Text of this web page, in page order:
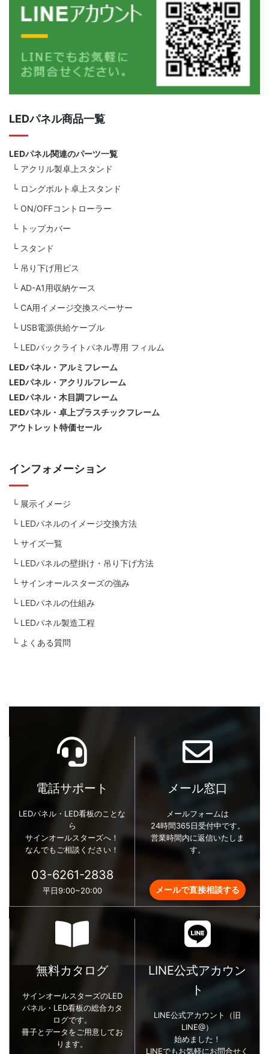
LEDパネル商品一覧
LEDパネル関連のパーツ一覧
アクリル製卓上スタンド
ロングボルト卓上スタンド
ON/OFFコントローラー
トップカバー
スタンド
吊り下げ用ビス
AD-A1用収納ケース
CA用イメージ交換スペーサー
USB電源供給ケーブル
LEDバックライトパネル専用 フィルム
LEDパネル・アルミフレーム
LEDパネル・アクリルフレーム
LEDパネル・木目調フレーム
LEDパネル・卓上プラスチックフレーム
アウトレット特価セール
インフォメーション
展示イメージ
LEDパネルのイメージ交換方法
サイズ一覧
LEDパネルの壁掛け・吊り下げ方法
サインオールスターズの強み
LEDパネルの仕組み
LEDパネル製造工程
よくある質問
電話サポート
LEDパネル・LED看板のことな
ら
サインオールスターズへ！
なんでもご相談ください！
03-6261-2838
平日9:00~20:00
メール窓口
メールフォームは
24時間365日受付中です。
営業時間内に返信いたしま
す。
メールで直接相談する
無料カタログ
サインオールスターズのLED
パネル・LED看板の総合カタ
ログです。
冊子とデータをご用意してお
ります。
LINE公式アカウン
ト
LINE公式アカウント（旧
LINE@）
始めました！
LINEでもお気軽にお問合せく